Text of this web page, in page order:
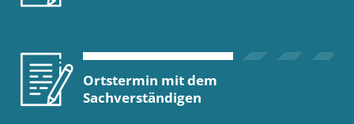
Ortstermin mit dem
Sachverständigen